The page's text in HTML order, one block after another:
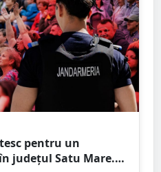
pentru un
județul Satu Mare.